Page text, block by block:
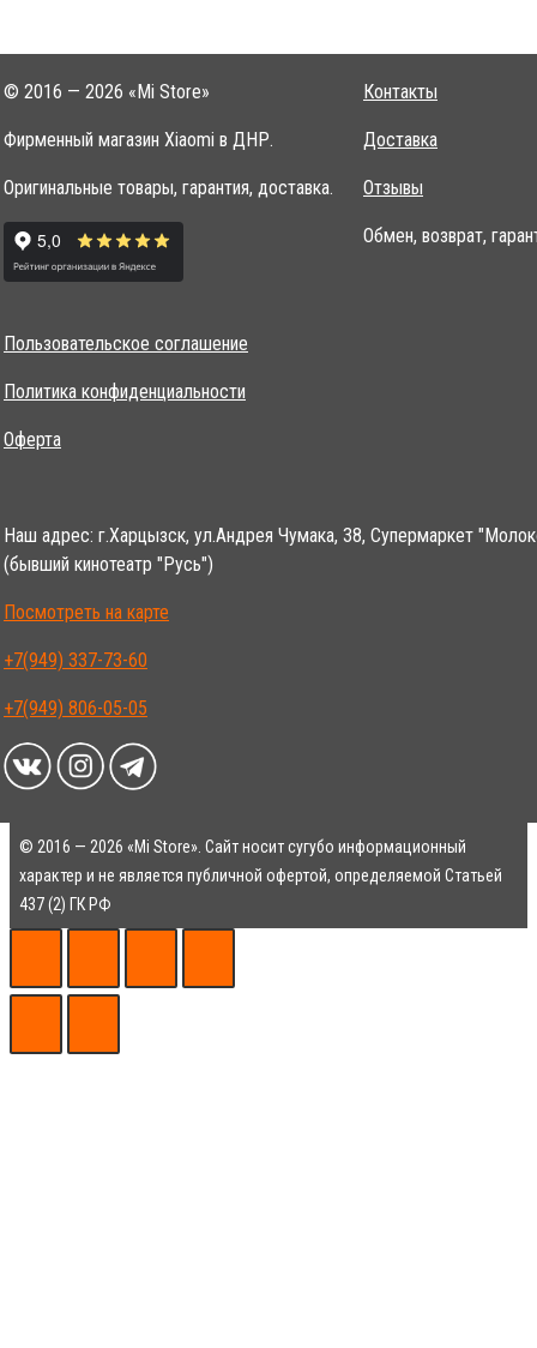
© 2016 — 2026 «Mi Store»
Фирменный магазин Xiaomi в ДНР.
Оригинальные товары, гарантия, доставка.
Контакты
Доставка
Отзывы
Обмен, возврат,
Пользовательское соглашение
Политика конфиденциальности
Оферта
Наш адрес: г.Харцызск, ул.Андрея Чумака, 38, Супермаркет
(бывший кинотеатр "Русь")
Посмотреть на карте
+7(949) 337-73-60
+7(949) 806-05-05
© 2016 — 2026 «Mi Store». Сайт носит сугубо информационный
характер и не является публичной офертой, определяемой Статьей
437 (2) ГК РФ